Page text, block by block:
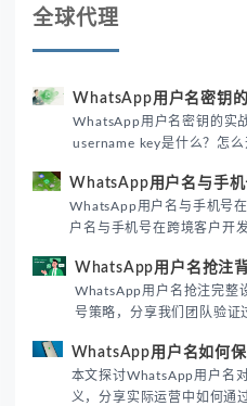
全球代理
WhatsApp用户名密钥
WhatsApp用户名密钥的实
username key是什么？怎
境团队高效触达目标客户。
WhatsApp用户名与手
WhatsApp用户名与手机号
户名与手机号在跨境客户开
际差异，帮助团队优化
WhatsApp用户名抢注
WhatsApp用户名抢注完整
号策略，分享我们团队验证
性直接影响转化率。
WhatsApp用户名如何
本文探讨WhatsApp用户名
义，分享实际运营中如何通